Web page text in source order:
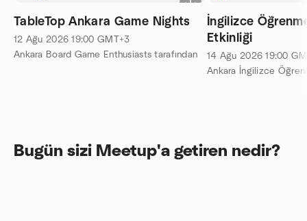
TableTop Ankara Game Nights
12 Ağu 2026 19:00 GMT+3
Ankara Board Game Enthusiasts tarafından
İngilizce
Etkinliği
14 Ağu 2026 19:00
Bugün sizi Meetup'a getiren nedir?